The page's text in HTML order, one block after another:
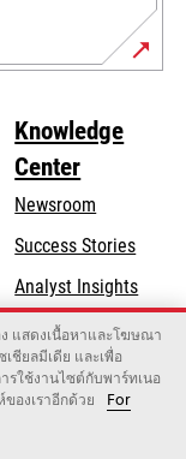
Knowledge
Center
Newsroom
Success Stories
Analyst Insights
แสดงเนื้อหาและโฆษณา
ชียลมีเดีย และเพื่อ
รใช้งานไซต์กับพาร์ทเนอ
องเราอีกด้วย
For